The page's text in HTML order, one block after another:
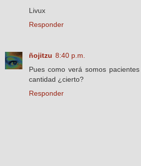
Livux
Responder
ñojitzu 8:40 p.m.
Pues como verá somos
cantidad ¿cierto?
Responder